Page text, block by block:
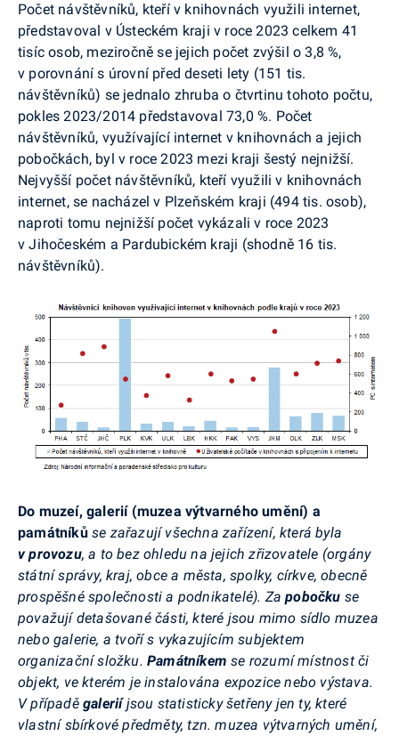
Počet návštěvníků, kteří v knihovnách využili internet,
představoval v Ústeckém kraji v roce 2023 celkem 41
tisíc osob, meziročně se jejich počet zvýšil o 3,8 %,
v porovnání s úrovní před deseti lety (151 tis.
návštěvníků) se jednalo zhruba o čtvrtinu tohoto počtu,
pokles 2023/2014 představoval 73,0 %. Počet
návštěvníků, využívající internet v knihovnách a jejich
pobočkách, byl v roce 2023 mezi kraji šestý nejnižší.
Nejvyšší počet návštěvníků, kteří využili v knihovnách
internet, se nacházel v Plzeňském kraji (494 tis. osob),
naproti tomu nejnižší počet vykázali v roce 2023
v Jihočeském a Pardubickém kraji (shodně 16 tis.
návštěvníků).
Do muzeí, galerií (muzea výtvarného umění) a
památníků se zařazují všechna zařízení, která byla
v provozu, a to bez ohledu na jejich zřizovatele (orgány
státní správy, kraj, obce a města, spolky, církve, obecně
prospěšné společnosti a podnikatelé). Zapobočku se
považují detašované části, které jsou mimo sídlo muzea
nebo galerie, a tvoří s vykazujícím subjektem
organizační složku. Památníkem se rozumí místnost či
objekt, ve kterém je instalována expozice nebo výstava.
V případě galeriíjsou statisticky šetřeny jen ty, které
vlastní sbírkové předměty, tzn. muzea výtvarných umění,